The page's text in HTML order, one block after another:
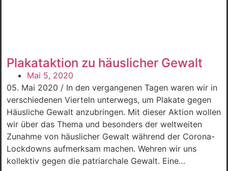
Plakataktion zu häuslicher Gewalt
Mai 5, 2020
05. Mai 2020 / In den vergangenen Tagen waren wir in
verschiedenen Vierteln unterwegs, um Plakate gegen
Häusliche Gewalt anzubringen. Mit dieser Aktion wollen
wir über das Thema und besonders der weltweiten
Zunahme von häuslicher Gewalt während der Corona-
Lockdowns aufmerksam machen. Wehren wir uns
kollektiv gegen die patriarchale Gewalt. Eine…